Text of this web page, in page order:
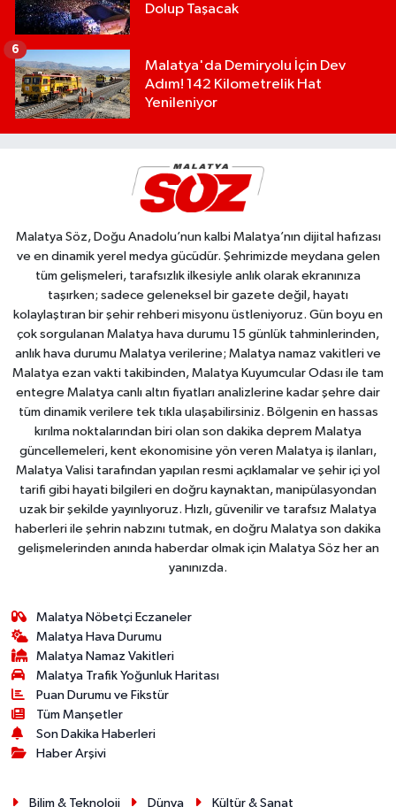
Dolup Taşacak
Malatya'da Demiryolu İçin Dev
Adım! 142 Kilometrelik Hat
Yenileniyor
6
Malatya Söz, Doğu Anadolu’nun kalbi Malatya’nın dijital hafızası
ve en dinamik yerel medya gücüdür. Şehrimizde meydana gelen
tüm gelişmeleri, tarafsızlık ilkesiyle anlık olarak ekranınıza
taşırken; sadece geleneksel bir gazete değil, hayatı
kolaylaştıran bir şehir rehberi misyonu üstleniyoruz. Gün boyu en
çok sorgulanan Malatya hava durumu 15 günlük tahminlerinden,
anlık hava durumu Malatya verilerine; Malatya namaz vakitleri ve
Malatya ezan vakti takibinden, Malatya Kuyumcular Odası ile tam
entegre Malatya canlı altın fiyatları analizlerine kadar şehre dair
tüm dinamik verilere tek tıkla ulaşabilirsiniz. Bölgenin en hassas
kırılma noktalarından biri olan son dakika deprem Malatya
güncellemeleri, kent ekonomisine yön veren Malatya iş ilanları,
Malatya Valisi tarafından yapılan resmi açıklamalar ve şehir içi yol
tarifi gibi hayati bilgileri en doğru kaynaktan, manipülasyondan
uzak bir şekilde yayınlıyoruz. Hızlı, güvenilir ve tarafsız Malatya
haberleri ile şehrin nabzını tutmak, en doğru Malatya son dakika
gelişmelerinden anında haberdar olmak için Malatya Söz her an
yanınızda.
Malatya Nöbetçi Eczaneler
Malatya Hava Durumu
Malatya Namaz Vakitleri
Malatya Trafik Yoğunluk Haritası
Puan Durumu ve Fikstür
Tüm Manşetler
Son Dakika Haberleri
Haber Arşivi
Bilim & Teknoloji Dünya Kültür & Sanat